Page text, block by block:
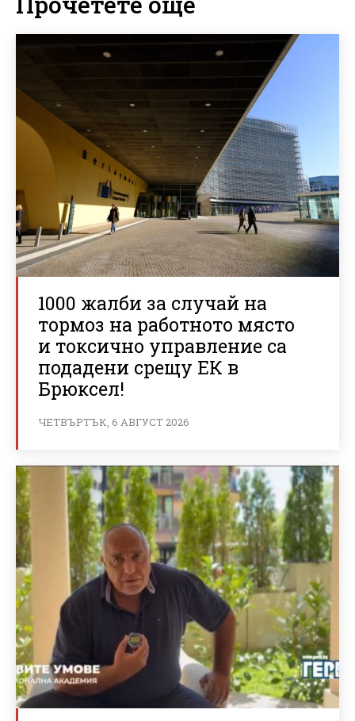
1000 жалби за случай на
тормоз на работното място
и токсично управление са
подадени срещу ЕК в
Брюксел!
ЧЕТВЪРТЪК, 6 АВГУСТ 2026